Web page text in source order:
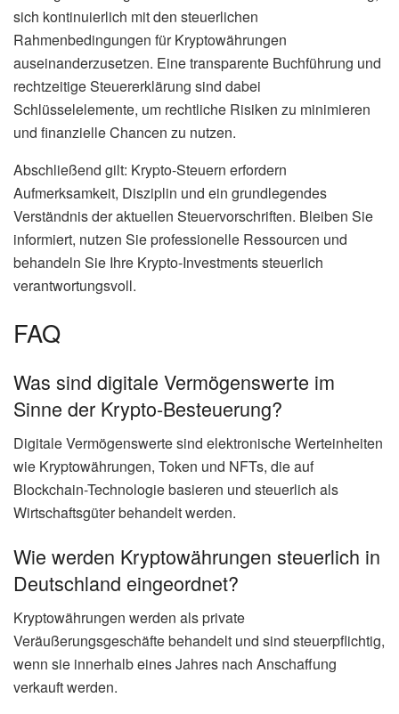
sich kontinuierlich mit den steuerlichen
Rahmenbedingungen für Kryptowährungen
auseinanderzusetzen. Eine transparente Buchführung und
rechtzeitige Steuererklärung sind dabei
Schlüsselelemente, um rechtliche Risiken zu minimieren
und finanzielle Chancen zu nutzen.
Abschließend gilt: Krypto-Steuern erfordern
Aufmerksamkeit, Disziplin und ein grundlegendes
Verständnis der aktuellen Steuervorschriften. Bleiben Sie
informiert, nutzen Sie professionelle Ressourcen und
behandeln Sie Ihre Krypto-Investments steuerlich
verantwortungsvoll.
FAQ
Was sind digitale Vermögenswerte im
Sinne der Krypto-Besteuerung?
Digitale Vermögenswerte sind elektronische Werteinheiten
wie Kryptowährungen, Token und NFTs, die auf
Blockchain-Technologie basieren und steuerlich als
Wirtschaftsgüter behandelt werden.
Wie werden Kryptowährungen steuerlich in
Deutschland eingeordnet?
Kryptowährungen werden als private
Veräußerungsgeschäfte behandelt und sind steuerpflichtig,
wenn sie innerhalb eines Jahres nach Anschaffung
verkauft werden.